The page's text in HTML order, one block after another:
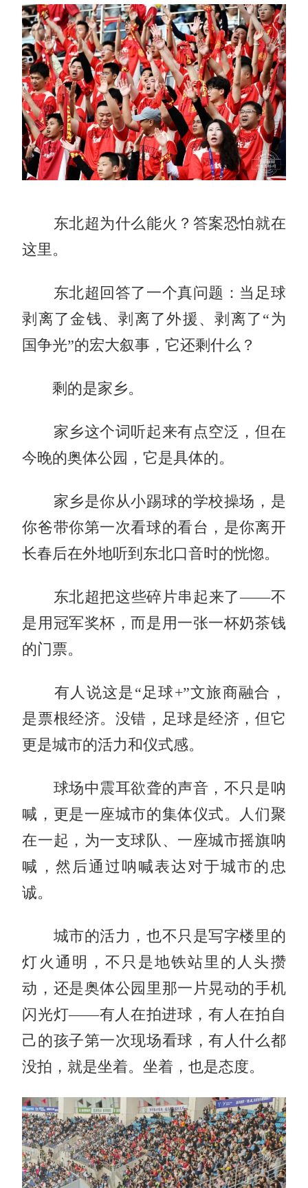
东北超为什么能火？答案恐怕就在
这里。
东北超回答了一个真问题：当足球
剥离了金钱、剥离了外援、剥离了“为
国争光”的宏大叙事，它还剩什么？
剩的是家乡。
家乡这个词听起来有点空泛，但在
今晚的奥体公园，它是具体的。
家乡是你从小踢球的学校操场，是
你爸带你第一次看球的看台，是你离开
长春后在外地听到东北口音时的恍惚。
东北超把这些碎片串起来了——不
是用冠军奖杯，而是用一张一杯奶茶钱
的门票。
有人说这是“足球+”文旅商融合，
是票根经济。没错，足球是经济，但它
更是城市的活力和仪式感。
球场中震耳欲聋的声音，不只是呐
喊，更是一座城市的集体仪式。人们聚
在一起，为一支球队、一座城市摇旗呐
喊，然后通过呐喊表达对于城市的忠
诚。
城市的活力，也不只是写字楼里的
灯火通明，不只是地铁站里的人头攒
动，还是奥体公园里那一片晃动的手机
闪光灯——有人在拍进球，有人在拍自
己的孩子第一次现场看球，有人什么都
没拍，就是坐着。坐着，也是态度。